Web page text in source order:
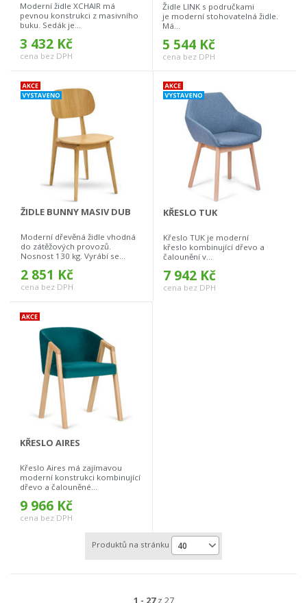
Moderní židle XCHAIR má
pevnou konstrukci z masivního
buku. Sedák je...
3 432 Kč
cena bez DPH
Židle LINK s područkami
je moderní stohovatelná židle.
Má...
5 544 Kč
cena bez DPH
ŽIDLE BUNNY MASIV DUB
Moderní dřevěná židle vhodná
do zátěžových provozů.
Nosnost 130 kg. Vyrábí se...
2 851 Kč
cena bez DPH
KŘESLO TUK
Křeslo TUK je moderní
křeslo kombinující dřevo a
čalounění v...
7 942 Kč
cena bez DPH
KŘESLO AIRES
Křeslo Aires má zajímavou
moderní konstrukci kombinující
dřevo a čalouněné...
9 966 Kč
cena bez DPH
Produktů na stránku 40
1 - 27z 27